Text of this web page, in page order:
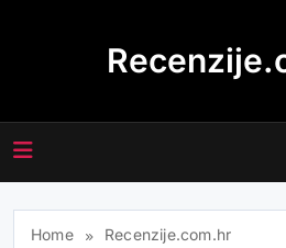
Home
Recenzije.com.hr